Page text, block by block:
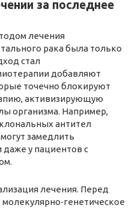
за последнее
лечения
рака была только
стал
добавляют
точечно блокируют
активизирующую
организма. Например,
антител
замедлить
даже у пациентов с
лечения. Перед